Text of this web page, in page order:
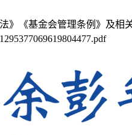
》《基金会管理条例》及相